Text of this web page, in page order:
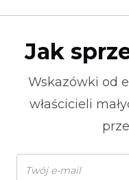
Jak
Wskazówki od
właścicieli